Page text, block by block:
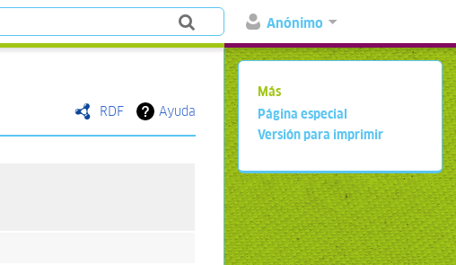
Anónimo
RDF Ayuda
Más
Página especial
Versión para imprimir